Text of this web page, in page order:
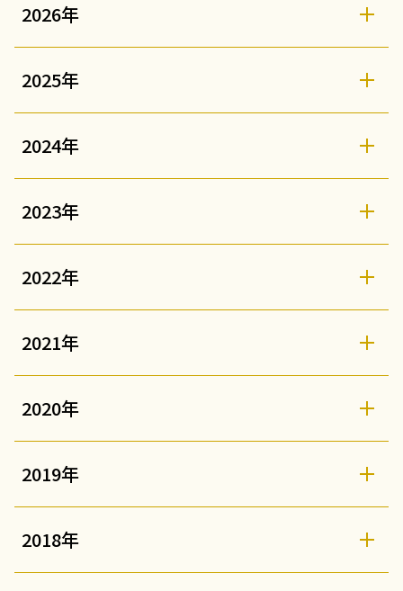
2026年
2025年
2024年
2023年
2022年
2021年
2020年
2019年
2018年